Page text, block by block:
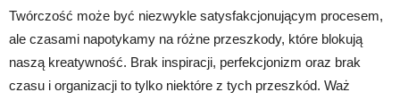
Twórczość może być niezwykle satysfakcjonującym procesem,
ale czasami napotykamy na różne przeszkody, które blokują
naszą kreatywność. Brak inspiracji, perfekcjonizm oraz brak
czasu i organizacji to tylko niektóre z tych przeszkód. Waż